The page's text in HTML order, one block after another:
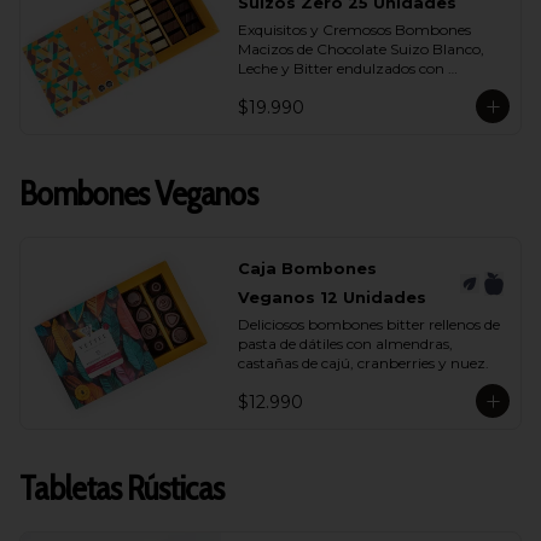
Exquisitos y Cremosos Bombones
Macizos de Chocolate Suizo Blanco,
Leche y Bitter endulzados con
$19.990
Bombones Veganos
Caja Bombones
Veganos 12 Unidades
Deliciosos bombones bitter rellenos de
pasta de dátiles con almendras,
castañas de cajú, cranberries y nuez.
$12.990
Tabletas Rústicas